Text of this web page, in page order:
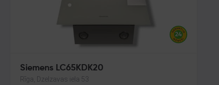
Siemens LC65KDK20
Rīga, Dzelzavas iela 53